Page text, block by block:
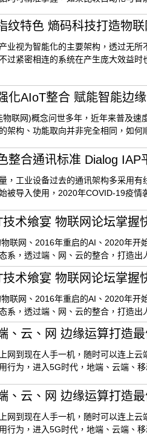
纹特色 熵码科技打造物
业视为智能化的主要架构，透过无
过紧密相连的系统在产生庞大效益时
化AIoT整合 赋能智能边
联网)概念问世多年，近年来普及
架构、功能取向并非完全相同，如何
整合通讯标准 Dialog IAP
，工业设备过去的通讯架构多采用
被导入使用，2020年COVID-19疫情
技术飨宴 物联网论坛掌握
联网、2016年重启的AI、2020年开
系，透过端、网、云的整合，打造出
技术飨宴 物联网论坛掌握
联网、2016年重启的AI、2020年开
系，透过端、网、云的整合，打造出
、云、网 边缘运算打造
网到现在人手一机，随时可以连上
行为，进入5G时代，地端、云端、
、云、网 边缘运算打造
网到现在人手一机，随时可以连上
行为，进入5G时代，地端、云端、